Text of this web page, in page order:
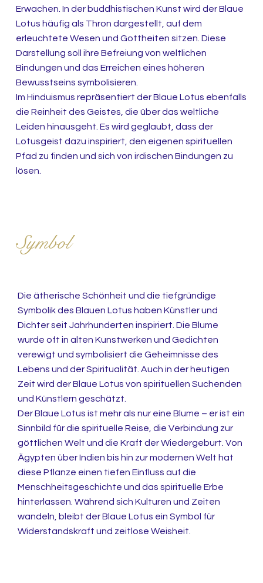
Erwachen. In der buddhistischen Kunst wird der Blaue
Lotus häufig als Thron dargestellt, auf dem
erleuchtete Wesen und Gottheiten sitzen. Diese
Darstellung soll ihre Befreiung von weltlichen
Bindungen und das Erreichen eines höheren
Bewusstseins symbolisieren.
Im Hinduismus repräsentiert der Blaue Lotus ebenfalls
die Reinheit des Geistes, die über das weltliche
Leiden hinausgeht. Es wird geglaubt, dass der
Lotusgeist dazu inspiriert, den eigenen spirituellen
Pfad zu finden und sich von irdischen Bindungen zu
lösen.
Symbolder Weisheit und
Die ätherische Schönheit und die tiefgründige
Symbolik des Blauen Lotus haben Künstler und
Dichter seit Jahrhunderten inspiriert. Die Blume
wurde oft in alten Kunstwerken und Gedichten
verewigt und symbolisiert die Geheimnisse des
Lebens und der Spiritualität. Auch in der heutigen
Zeit wird der Blaue Lotus von spirituellen Suchenden
und Künstlern geschätzt.
Der Blaue Lotus ist mehr als nur eine Blume – er ist ein
Sinnbild für die spirituelle Reise, die Verbindung zur
göttlichen Welt und die Kraft der Wiedergeburt. Von
Ägypten über Indien bis hin zur modernen Welt hat
diese Pflanze einen tiefen Einfluss auf die
Menschheitsgeschichte und das spirituelle Erbe
hinterlassen. Während sich Kulturen und Zeiten
wandeln, bleibt der Blaue Lotus ein Symbol für
Widerstandskraft und zeitlose Weisheit.